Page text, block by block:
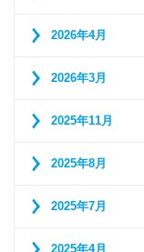
2026年4月
2026年3月
2025年11月
2025年8月
2025年7月
2025年4月